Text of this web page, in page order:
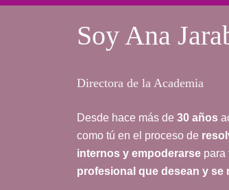
Soy Ana
Directora de la Academia
Desde hace más de 30 años
como tú en el proceso de
internos y empoderarse para
profesional que desean y se